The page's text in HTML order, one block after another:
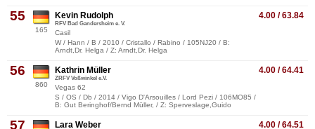
55
165
4.00 / 63.84
Kevin Rudolph
RFV Bad Gandersheim e. V.
Casil
W / Hann / B / 2010 / Cristallo / Rabino / 105NJ20 / B:
Arndt,Dr. Helga / Z: Arndt,Dr. Helga
56
860
4.00 / 64.41
Kathrin Müller
ZRFV Voßwinkel e.V.
Vegas 62
S / OS / Db / 2014 / Vigo D'Arsouilles / Lord Pezi / 106MO85 /
B: Gut Beringhof/Bernd Müller, / Z: Sperveslage,Guido
57 4.00 / 64.51
Lara Weber